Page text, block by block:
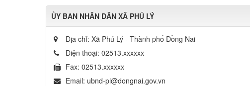
ỦY BAN NHÂN DÂN XÃ PHÚ LÝ
Địa chỉ: Xã Phú Lý - Thành phố Đồng Nai
Điện thoại: 02513.xxxxxx
Fax: 02513.xxxxxx
Email: ubnd-pl@dongnai.gov.vn